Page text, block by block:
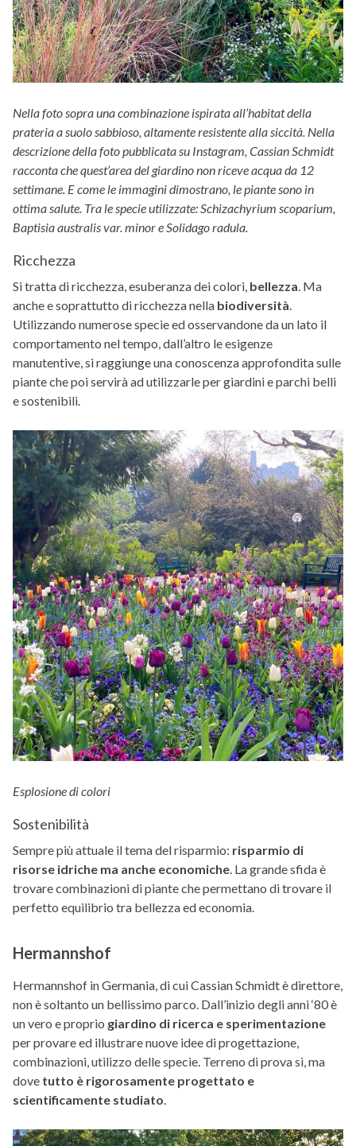
Nella foto sopra una combinazione ispirata all’habitat della
prateria a suolo sabbioso, altamente resistente alla siccità. Nella
descrizione della foto pubblicata su Instagram, Cassian Schmidt
racconta che quest’area del giardino non riceve acqua da 12
settimane. E come le immagini dimostrano, le piante sono in
ottima salute. Tra le specie utilizzate: Schizachyrium scoparium,
Baptisia australis var. minor e Solidago radula.
Ricchezza
Si tratta di ricchezza, esuberanza dei colori, bellezza . Ma
anche e soprattutto di ricchezza nella biodiversità
Utilizzando numerose specie ed osservandone da un lato il
comportamento nel tempo, dall’altro le esigenze
manutentive, si raggiunge una conoscenza approfondita sulle
piante che poi servirà ad utilizzarle per giardini e parchi belli
e sostenibili.
Esplosione di colori
Sostenibilità
Sempre più attuale il tema del risparmio: risparmio di
risorse idriche ma anche economiche. La grande sfida è
trovare combinazioni di piante che permettano di trovare il
perfetto equilibrio tra bellezza ed economia.
Hermannshof
Hermannshof in Germania, di cui Cassian Schmidt è direttore,
non è soltanto un bellissimo parco. Dall’inizio degli anni ‘80 è
un vero e proprio giardino di ricerca e sperimentazione
per provare ed illustrare nuove idee di progettazione,
combinazioni, utilizzo delle specie. Terreno di prova sì, ma
dove tutto è rigorosamente progettato e
scientificamente studiato.